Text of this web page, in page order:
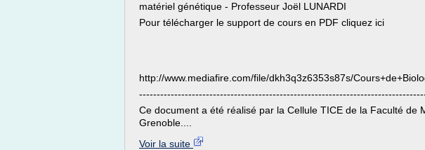
matériel génétique - Professeur Joël LUNARDI
Pour télécharger le support de cours en PDF cliquez ici
http://www.mediafire.com/file/dkh3q3z6353s87s/
Ce document a été réalisé par la Cellule TICE de la Faculté de
Grenoble....
Voir la suite